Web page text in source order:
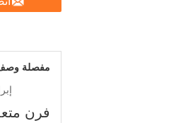
مفصلة وصف
فرن